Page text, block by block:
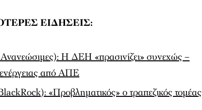
ΕΙΔΗΣΕΙΣ:
Η ΔΕΗ «πρασινίζει» συνεχώς –
από ΑΠΕ
«Προβληματικός» ο τραπεζικός τομέας